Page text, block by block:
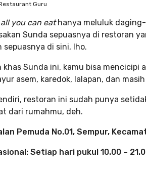
Guru
all you can eathanya meluluk
Sunda sepuasnya di restoran
sepuasnya di sini, lho.
khas Sunda ini, kamu bisa mencicipi
asem, karedok, lalapan, dan
restoran ini sudah punya
dari rumahmu, deh.
Pemuda No.01, Sempur,
Setiap hari pukul 10.00 –